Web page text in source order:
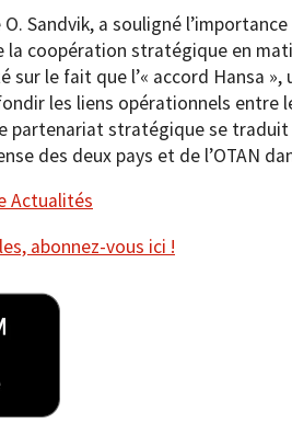
Sandvik, a souligné
la coopération stratégique en
sur le fait que l’« accord Hansa
les liens opérationnels entre
partenariat stratégique se traduit
des deux pays et de l’OTAN
Actualités
abonnez-vous ici !